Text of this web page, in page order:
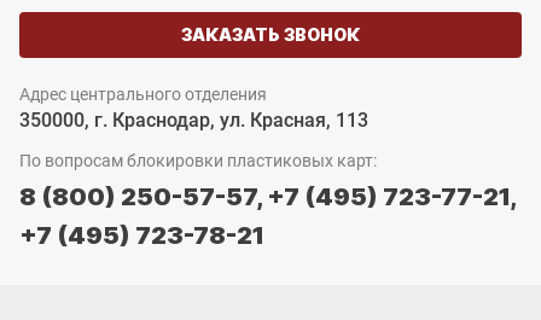
ЗАКАЗАТЬ ЗВОНОК
Адрес центрального отделения
350000, г. Краснодар, ул. Красная, 113
По вопросам блокировки пластиковых карт:
8 (800) 250-57-57, +7 (495) 723-77-21,
+7 (495) 723-78-21